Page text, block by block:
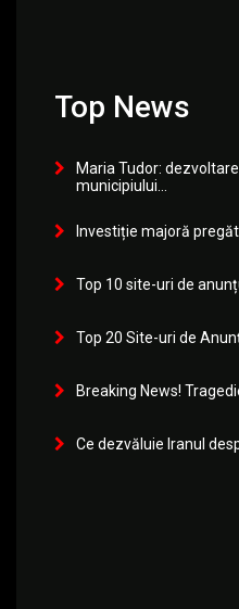
Top News
Maria Tudor:
municipiului...
Investiție majoră
Top 10 site-uri de
Top 20 Site-uri de
Breaking News!
Ce dezvăluie Iranul